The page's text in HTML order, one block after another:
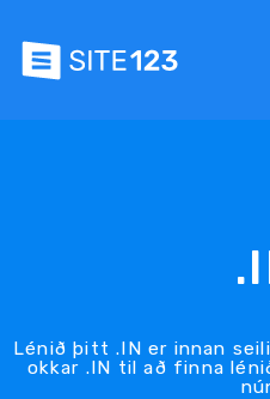
Lénið þitt .IN er innan
okkar .IN til að finna